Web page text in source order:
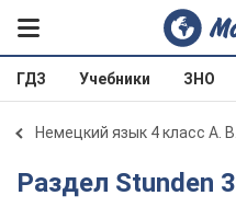
ГДЗ Учебники ЗНО
Немецкий язык 4 класс А.
Раздел Stunden